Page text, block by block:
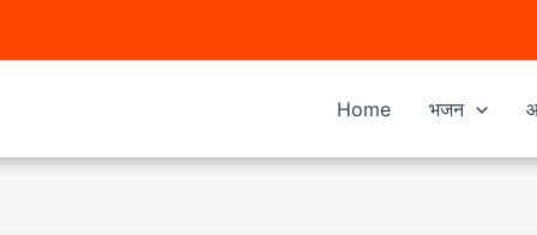
Home भजन